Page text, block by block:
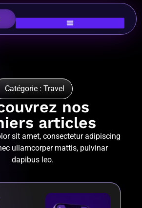
Catégorie : Travel
nos
articles
sit amet, consectetur adipiscing
ullamcorper mattis, pulvinar
dapibus leo.